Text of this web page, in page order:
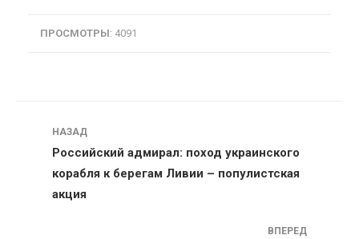
ПРОСМОТРЫ: 4091
Навигация
НАЗАД
Российский адмирал: поход украинского
корабля к берегам Ливии – популистская
акция
ВПЕРЕД